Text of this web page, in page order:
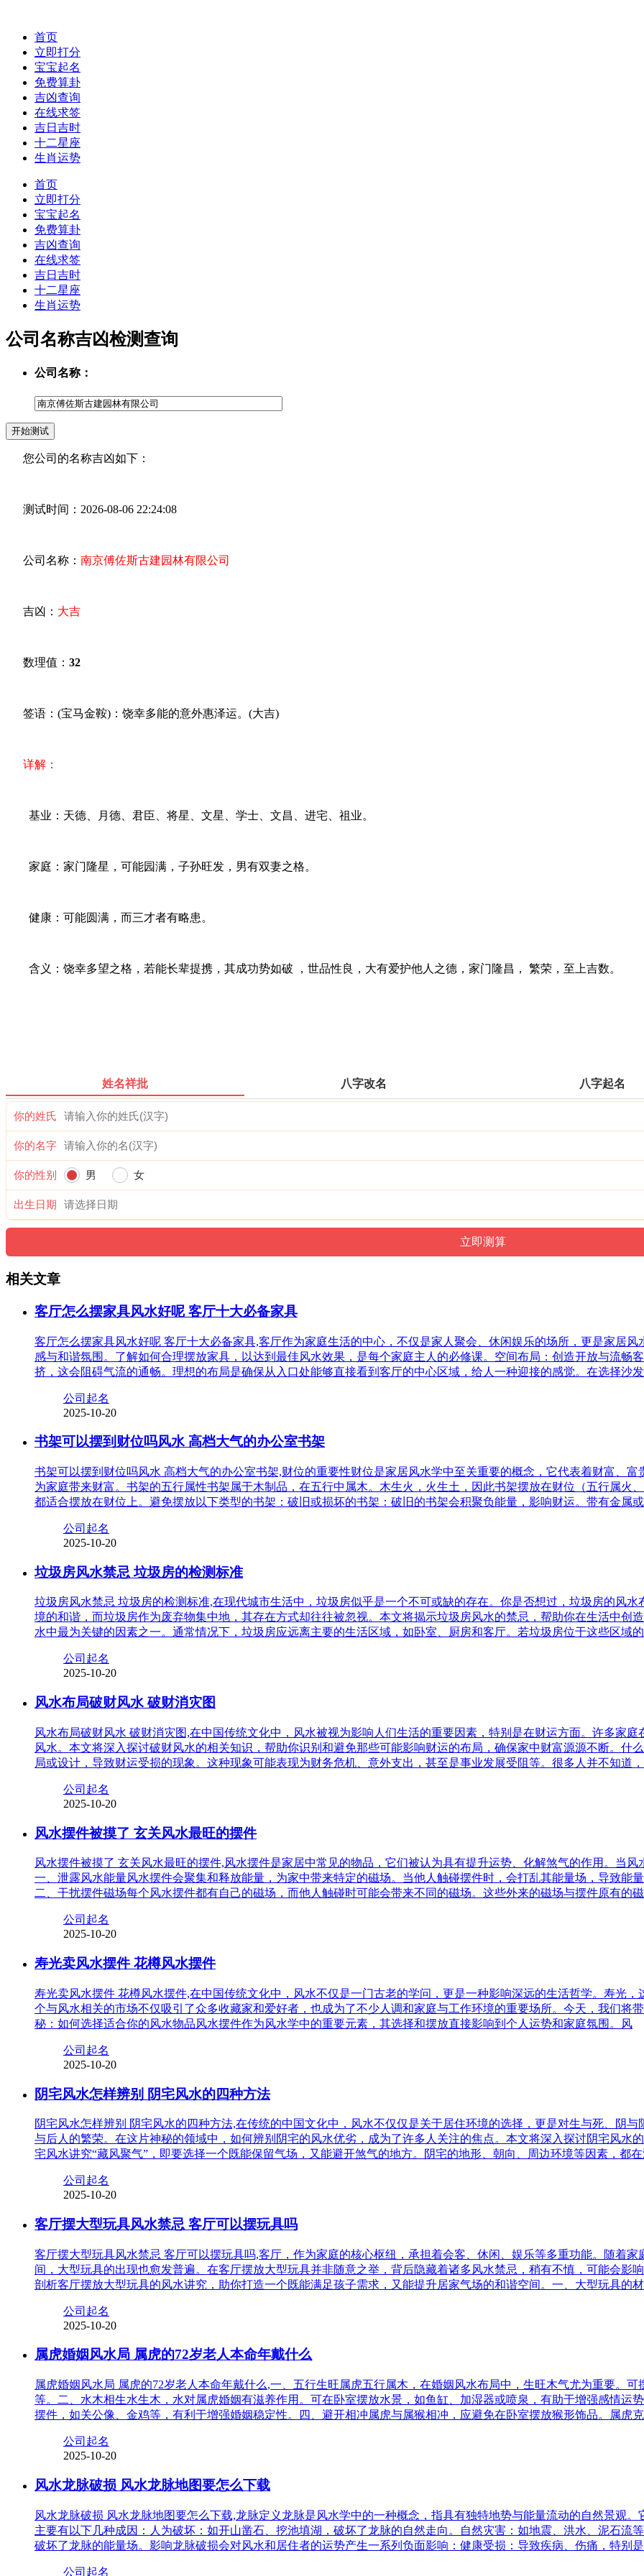
首页
立即打分
宝宝起名
免费算卦
吉凶查询
在线求签
吉日吉时
十二星座
生肖运势
首页
立即打分
宝宝起名
免费算卦
吉凶查询
在线求签
吉日吉时
十二星座
生肖运势
公司名称吉凶检测查询
公司名称：
您公司的名称吉凶如下：
测试时间：2026-08-06 22:24:08
公司名称： 南京傅佐斯古建园林有限公司
吉凶： 大吉
数理值： 32
签语：(宝马金鞍)：饶幸多能的意外惠泽运。(大吉)
详解：
基业：天德、月德、君臣、将星、文星、学士、文昌、进宅、祖业。
家庭：家门隆星，可能园满，子孙旺发，男有双妻之格。
健康：可能圆满，而三才者有略患。
含义：饶幸多望之格，若能长辈提携，其成功势如破 ，世品性良，大有爱护他人之德，家门隆昌， 繁荣，至上吉数。
姓名祥批 八字改名 八字起名
你的姓氏
你的名字
你的性别 男 女
出生日期
相关文章
客厅怎么摆家具风水好呢 客厅十大必备家具
客厅怎么摆家具风水好呢 客厅十大必备家具,客厅作为家庭生活的中心，不仅是家人聚会、休闲娱乐的场所，更是家居
感与和谐氛围。了解如何合理摆放家具，以达到最佳风水效果，是每个家庭主人的必修课。空间布局：创造开放与流畅
挤，这会阻碍气流的通畅。理想的布局是确保从入口处能够直接看到客厅的中心区域，给人一种迎接的感觉。在选择沙
公司起名
2025-10-20
书架可以摆到财位吗风水 高档大气的办公室书架
书架可以摆到财位吗风水 高档大气的办公室书架,财位的重要性财位是家居风水学中至关重要的概念，它代表着财富、
为家庭带来财富。书架的五行属性书架属于木制品，在五行中属木。木生火，火生土，因此书架摆放在财位（五行属火
都适合摆放在财位上。避免摆放以下类型的书架：破旧或损坏的书架：破旧的书架会积聚负能量，影响财运。带有金属
公司起名
2025-10-20
垃圾房风水禁忌 垃圾房的检测标准
垃圾房风水禁忌 垃圾房的检测标准,在现代城市生活中，垃圾房似乎是一个不可或缺的存在。你是否想过，垃圾房的风
境的和谐，而垃圾房作为废弃物集中地，其存在方式却往往被忽视。本文将揭示垃圾房风水的禁忌，帮助你在生活中创
水中最为关键的因素之一。通常情况下，垃圾房应远离主要的生活区域，如卧室、厨房和客厅。若垃圾房位于这些区域
公司起名
2025-10-20
风水布局破财风水 破财消灾图
风水布局破财风水 破财消灾图,在中国传统文化中，风水被视为影响人们生活的重要因素，特别是在财运方面。许多家
风水。本文将深入探讨破财风水的相关知识，帮助你识别和避免那些可能影响财运的布局，确保家中财富源源不断。什
局或设计，导致财运受损的现象。这种现象可能表现为财务危机、意外支出，甚至是事业发展受阻等。很多人并不知道，
公司起名
2025-10-20
风水摆件被摸了 玄关风水最旺的摆件
风水摆件被摸了 玄关风水最旺的摆件,风水摆件是家居中常见的物品，它们被认为具有提升运势、化解煞气的作用。当
一、泄露风水能量风水摆件会聚集和释放能量，为家中带来特定的磁场。当他人触碰摆件时，会打乱其能量场，导致能
二、干扰摆件磁场每个风水摆件都有自己的磁场，而他人触碰时可能会带来不同的磁场。这些外来的磁场与摆件原有的
公司起名
2025-10-20
寿光卖风水摆件 花樽风水摆件
寿光卖风水摆件 花樽风水摆件,在中国传统文化中，风水不仅是一门古老的学问，更是一种影响深远的生活哲学。寿光
个与风水相关的市场不仅吸引了众多收藏家和爱好者，也成为了不少人调和家庭与工作环境的重要场所。今天，我们将
秘：如何选择适合你的风水物品风水摆件作为风水学中的重要元素，其选择和摆放直接影响到个人运势和家庭氛围。风
公司起名
2025-10-20
阴宅风水怎样辨别 阴宅风水的四种方法
阴宅风水怎样辨别 阴宅风水的四种方法,在传统的中国文化中，风水不仅仅是关于居住环境的选择，更是对生与死、阴
与后人的繁荣。在这片神秘的领域中，如何辨别阴宅的风水优劣，成为了许多人关注的焦点。本文将深入探讨阴宅风水
宅风水讲究“藏风聚气”，即要选择一个既能保留气场，又能避开煞气的地方。阴宅的地形、朝向、周边环境等因素，都
公司起名
2025-10-20
客厅摆大型玩具风水禁忌 客厅可以摆玩具吗
客厅摆大型玩具风水禁忌 客厅可以摆玩具吗,客厅，作为家庭的核心枢纽，承担着会客、休闲、娱乐等多重功能。随着
间，大型玩具的出现也愈发普遍。在客厅摆放大型玩具并非随意之举，背后隐藏着诸多风水禁忌，稍有不慎，可能会影
剖析客厅摆放大型玩具的风水讲究，助你打造一个既能满足孩子需求，又能提升居家气场的和谐空间。一、大型玩具的
公司起名
2025-10-20
属虎婚姻风水局 属虎的72岁老人本命年戴什么
属虎婚姻风水局 属虎的72岁老人本命年戴什么,一、五行生旺属虎五行属木，在婚姻风水布局中，生旺木气尤为重要。
等。二、水木相生水生木，水对属虎婚姻有滋养作用。可在卧室摆放水景，如鱼缸、加湿器或喷泉，有助于增强感情运
摆件，如关公像、金鸡等，有利于增强婚姻稳定性。四、避开相冲属虎与属猴相冲，应避免在卧室摆放猴形饰品。属虎
公司起名
2025-10-20
风水龙脉破损 风水龙脉地图要怎么下载
风水龙脉破损 风水龙脉地图要怎么下载,龙脉定义龙脉是风水学中的一种概念，指具有独特地势与能量流动的自然景观
主要有以下几种成因：人为破坏：如开山凿石、挖池填湖，破坏了龙脉的自然走向。自然灾害：如地震、洪水、泥石流
破坏了龙脉的能量场。影响龙脉破损会对风水和居住者的运势产生一系列负面影响：健康受损：导致疾病、伤痛，特别
公司起名